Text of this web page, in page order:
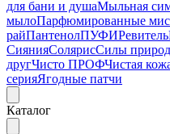
для бани и душаМыльная
мылоПарфюмированные
райПантенолПУФИРевитель
СиянияСолярисСилы
другЧисто ПРОФЧистая
серияЯгодные патчи
Каталог